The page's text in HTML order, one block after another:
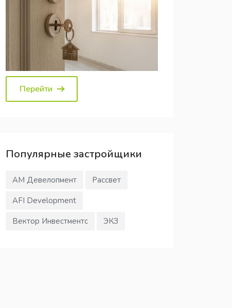
Перейти
Популярные застройщики
АМ Девелопмент
Рассвет
AFI Development
Вектор Инвестментс
ЭКЗ